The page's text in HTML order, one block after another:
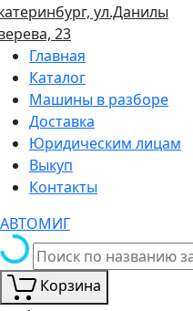
ул.Данилы
23
Главная
Каталог
Машины в разборе
Доставка
Юридическим лицам
Выкуп
Контакты
АВТОМИГ
Корзина